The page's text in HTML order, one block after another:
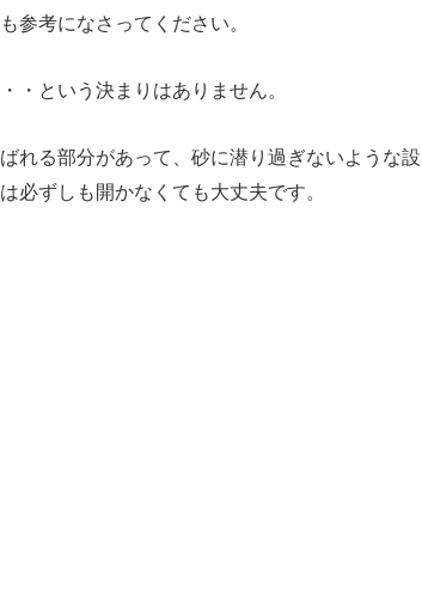
参考になさってください。
・という決まりはありません。
れる部分があって、砂に潜り過ぎないような設
必ずしも開かなくても大丈夫です。